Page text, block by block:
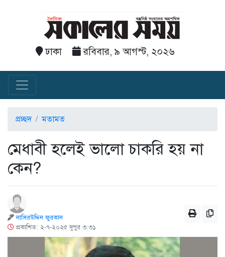
ঢাকা রবিবার, ৯ আগস্ট, ২০২৬
প্রচ্ছদ মতামত
মেধাবী হলেই ভালো চাকরি হয় না
কেন?
নাসিরউদ্দিন ফুরকান
প্রকাশিত: ২-৭-২০২৫ দুপুর ৩:৩১